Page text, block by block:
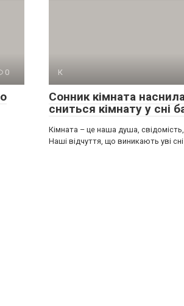
0 К
Сонник кімната
сниться кімнату у сні
Кімната – це наша душа,
Наші відчуття, що виникають уві сні